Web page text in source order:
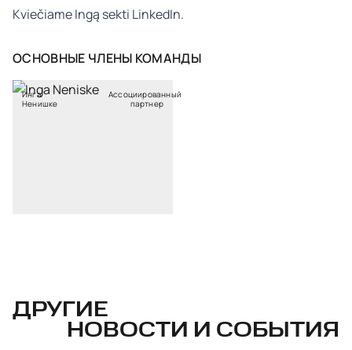
Kviečiame Ingą sekti LinkedIn.
ОСНОВНЫЕ ЧЛЕНЫ КОМАНДЫ
Инга
Ненишке
Ассоциированный
партнер
ДРУГИЕ
НОВОСТИ И СОБЫТИЯ